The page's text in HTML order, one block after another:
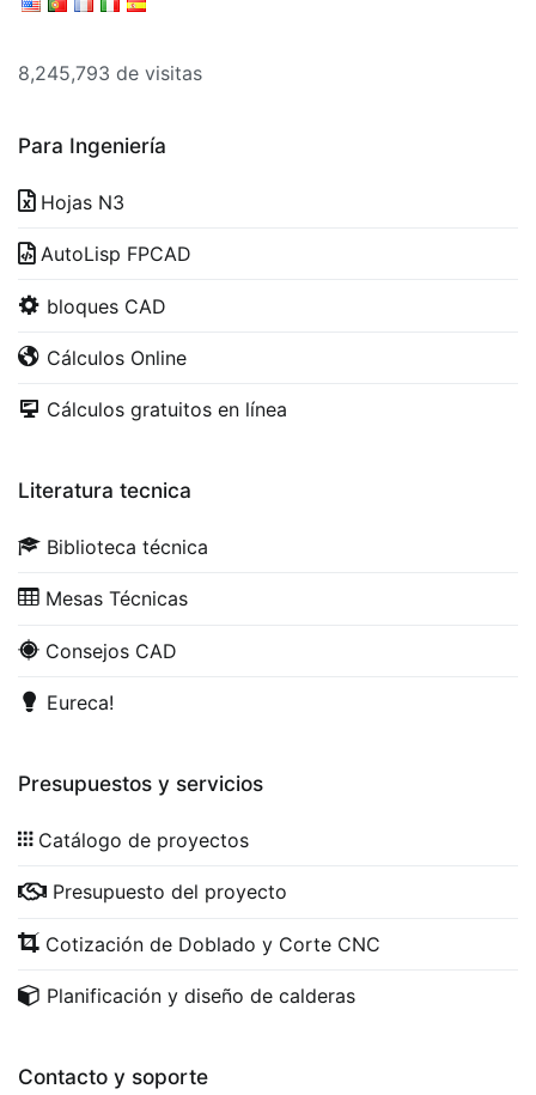
8,245,793 de visitas
Para Ingeniería
Hojas N3
AutoLisp FPCAD
bloques CAD
Cálculos Online
Cálculos gratuitos en línea
Literatura tecnica
Biblioteca técnica
Mesas Técnicas
Consejos CAD
Eureca!
Presupuestos y servicios
Catálogo de proyectos
Presupuesto del proyecto
Cotización de Doblado y Corte CNC
Planificación y diseño de calderas
Contacto y soporte